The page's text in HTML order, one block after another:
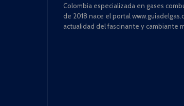
Colombia especializada en gases
de 2018 nace el portal
actualidad del fascinante y cambiante